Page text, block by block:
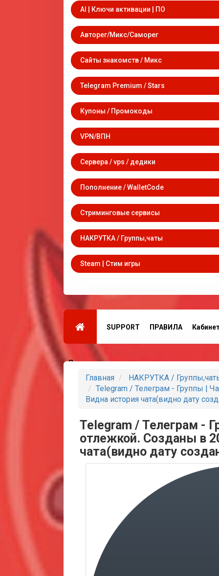
AI | Ключи активации | ПО
Авторег/Микс/Саморег
Сайты знакомств / Микс
Telegram Premium / Stars
Купоны / Промокоды
VPN/ВПН
Сервера / vps / дедики
Пополнение / WalletCode
Стриминговые сервисы
НАКРУТКА / Группы,чаты
Steam | Стим игры
SUPPORT ПРАВИЛА
Партнеры
Главная
НАКРУТКА /
Telegram / Телеграм - Группы |
Видна история чата(видно дату
Telegram / Телеграм -
отлежкой. Созданы в
чата(видно дату